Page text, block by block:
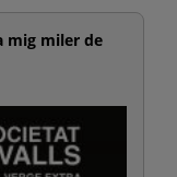
mig miler de